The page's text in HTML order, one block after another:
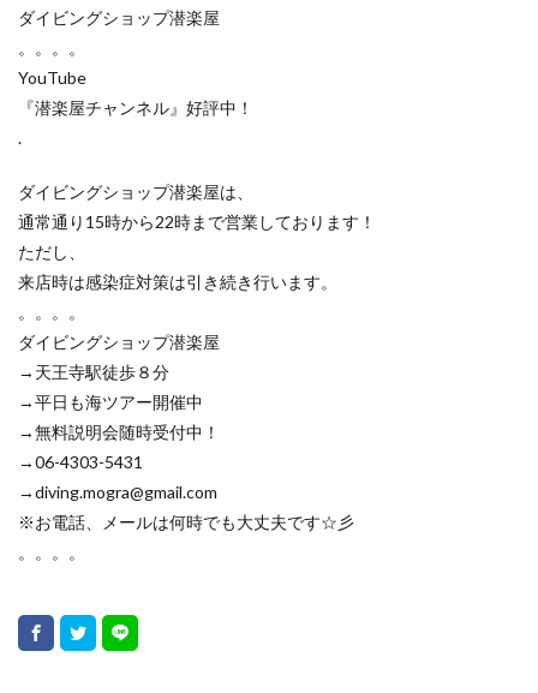
ダイビングショップ潜楽屋
。。。。
YouTube
『潜楽屋チャンネル』好評中！
.
ダイビングショップ潜楽屋は、
通常通り15時から22時まで営業しております！
ただし、
来店時は感染症対策は引き続き行います。
。。。。
ダイビングショップ潜楽屋
→天王寺駅徒歩８分
→平日も海ツアー開催中
→無料説明会随時受付中！
→06-4303-5431
→diving.mogra@gmail.com
※お電話、メールは何時でも大丈夫です☆彡
。。。。